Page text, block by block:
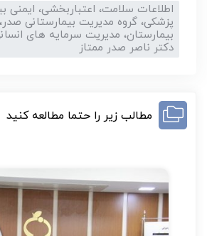
اطلاعات سلامت، اعتباربخشی، ایمنی
پزشکی، گروه مدیریت بیمارستانی
بیمارستان، مدیریت سرمایه های
دکتر ناصر صدر ممتاز
مطالب زیر را حتما مطالعه کنید